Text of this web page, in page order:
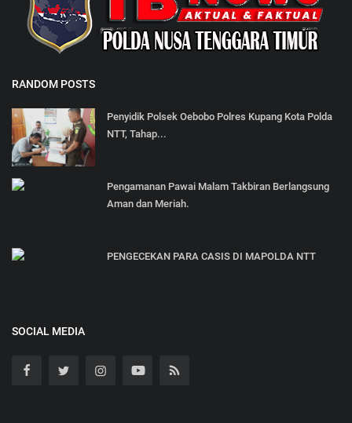
RANDOM POSTS
Penyidik Polsek Oebobo Polres Kupang Kota Polda
NTT, Tahap...
Pengamanan Pawai Malam Takbiran Berlangsung
Aman dan Meriah.
PENGECEKAN PARA CASIS DI MAPOLDA NTT
SOCIAL MEDIA